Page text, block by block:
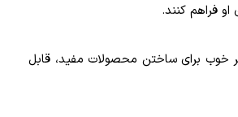
فراهم کنند.
خوب برای ساختن محصولات مفید، قابل